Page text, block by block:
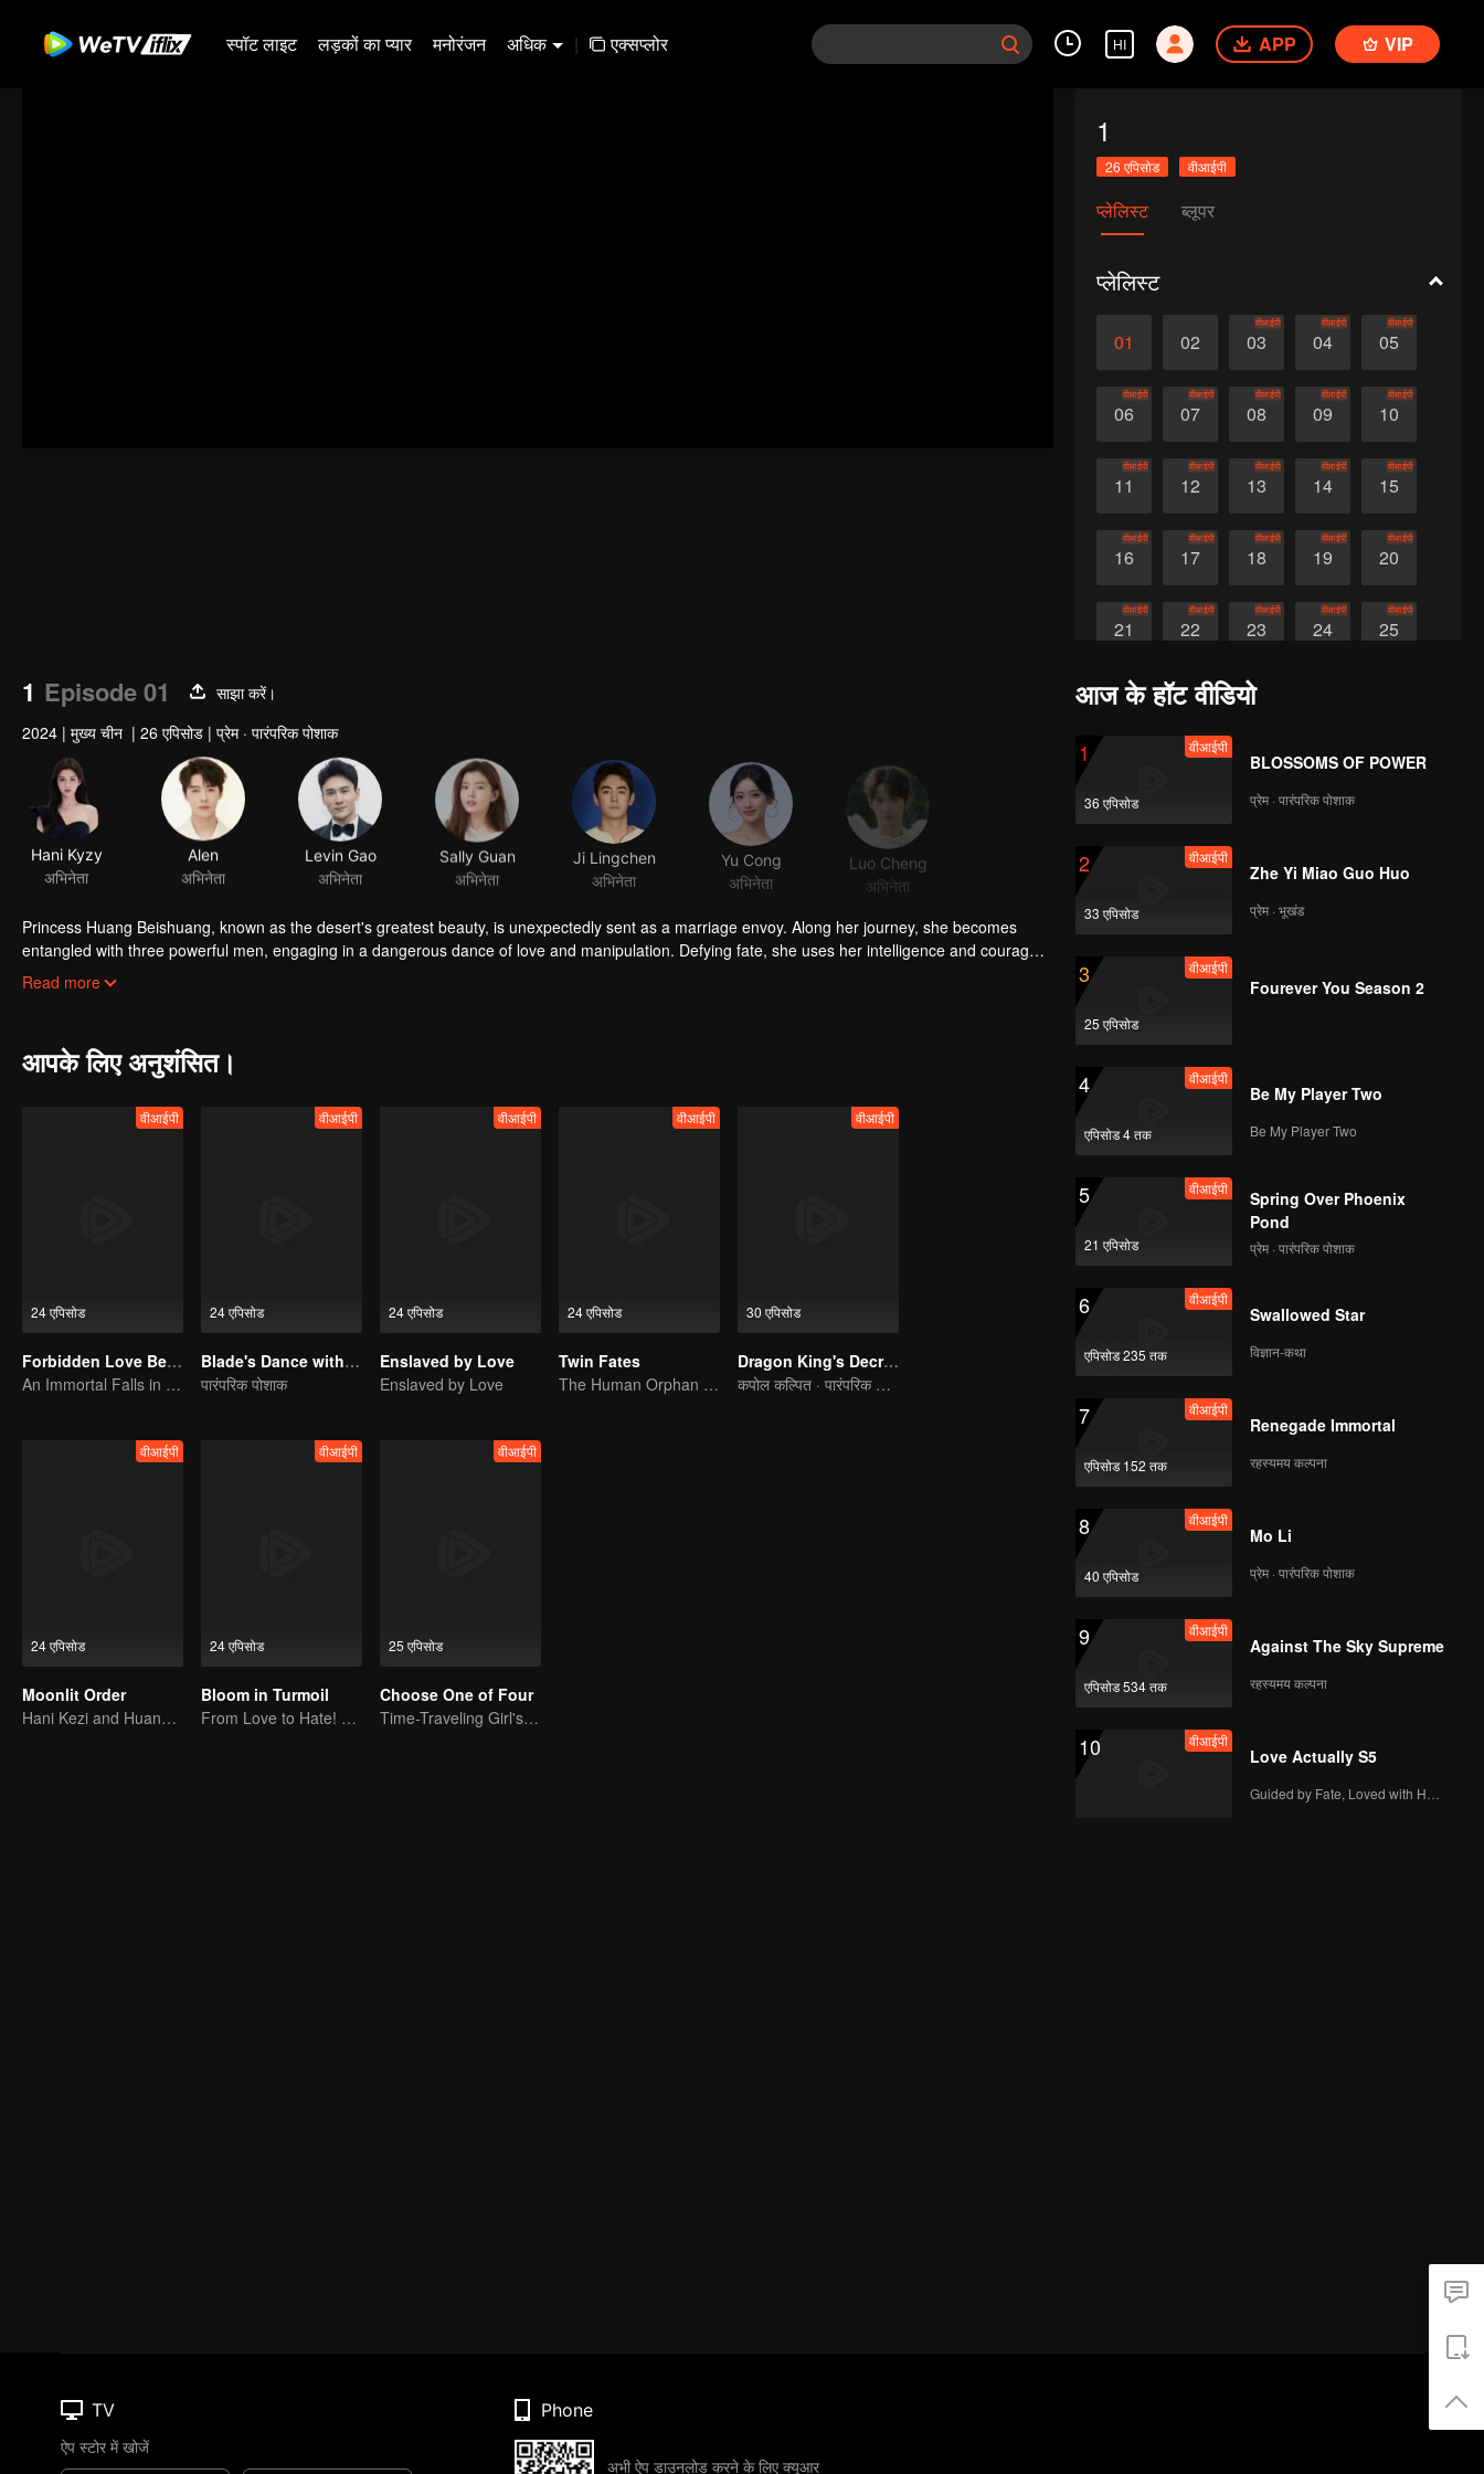
स्पॉट लाइट लड़कों का प्यार मनोरंजन अधिक | एक्सप्लोर HI APP VIP
1
26 एपिसोड वीआईपी
प्लेलिस्ट ब्लूपर
प्लेलिस्ट
01 02 03
वीआईपी
04
वीआईपी
05
वीआईपी
06
वीआईपी
07
वीआईपी
08
वीआईपी
09
वीआईपी
10
वीआईपी
11
वीआईपी
12
वीआईपी
13
वीआईपी
14
वीआईपी
15
वीआईपी
16
वीआईपी
17
वीआईपी
18
वीआईपी
19
वीआईपी
20
वीआईपी
21
वीआईपी
22
वीआईपी
23
वीआईपी
24
वीआईपी
25
वीआईपी
26
वीआईपी
1 Episode 01
साझा करें।
2024 | मुख्य चीन | 26 एपिसोड | प्रेम · पारंपरिक पोशाक
Hani Kyzy
अभिनेता
Alen
अभिनेता
Levin Gao
अभिनेता
Sally Guan
अभिनेता
Ji Lingchen
अभिनेता
Yu Cong
अभिनेता
Luo Cheng
अभिनेता
Princess Huang Beishuang, known as the desert's greatest beauty, is unexpectedly sent as a marriage envoy. Along her journey, she becomes
entangled with three powerful men, engaging in a dangerous dance of love and manipulation. Defying fate, she uses her intelligence and courage
to survive the treacherous desert, ultimately forming a deep bond with Northern Lord Huo Qingyun. Amidst shifting alliances and illusions, she stirs
Read more
आपके लिए अनुशंसित।
24 एपिसोड
वीआईपी
Forbidden Love Between
An Immortal Falls in Love With a Witch
24 एपिसोड
वीआईपी
Blade's Dance with You
पारंपरिक पोशाक
24 एपिसोड
वीआईपी
Enslaved by Love
Enslaved by Love
24 एपिसोड
वीआईपी
Twin Fates
The Human Orphan Girl Offers Herself to Bond with the Divine Beast
30 एपिसोड
वीआईपी
Dragon King's Decree
कपोल कल्पित · पारंपरिक पोशाक
24 एपिसोड
वीआईपी
Moonlit Order
Hani Kezi and Huang Junjie in Web of Intrigue
24 एपिसोड
वीआईपी
Bloom in Turmoil
From Love to Hate! Sisterhood Rising for Revenge
25 एपिसोड
वीआईपी
Choose One of Four
Time-Traveling Girl's Quest to Win Over Four Handsome Men
आज के हॉट वीडियो
1
36 एपिसोड
वीआईपी
BLOSSOMS OF POWER
प्रेम · पारंपरिक पोशाक
2
33 एपिसोड
वीआईपी
Zhe Yi Miao Guo Huo
प्रेम · भूखंड
3
25 एपिसोड
वीआईपी
Fourever You Season 2
4
एपिसोड 4 तक
वीआईपी
Be My Player Two
Be My Player Two
5
21 एपिसोड
वीआईपी
Spring Over Phoenix
Pond
प्रेम · पारंपरिक पोशाक
6
एपिसोड 235 तक
वीआईपी
Swallowed Star
विज्ञान-कथा
7
एपिसोड 152 तक
वीआईपी
Renegade Immortal
रहस्यमय कल्पना
8
40 एपिसोड
वीआईपी
Mo Li
प्रेम · पारंपरिक पोशाक
9
एपिसोड 534 तक
वीआईपी
Against The Sky Supreme
रहस्यमय कल्पना
10 वीआईपी
Love Actually S5
TV
ऐप स्टोर में खोजें
Phone
अभी ऐप डाउनलोड करने के लिए क्यूआर